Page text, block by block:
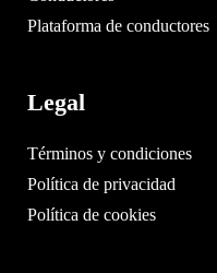
Plataforma de conductores
Legal
Términos y condiciones
Política de privacidad
Política de cookies